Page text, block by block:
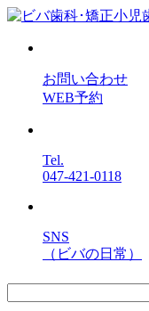
お問い合わせ
WEB予約
Tel.
047-421-0118
SNS
（ビバの日常）